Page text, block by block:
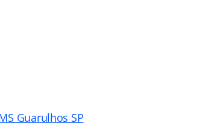
Guarulhos SP